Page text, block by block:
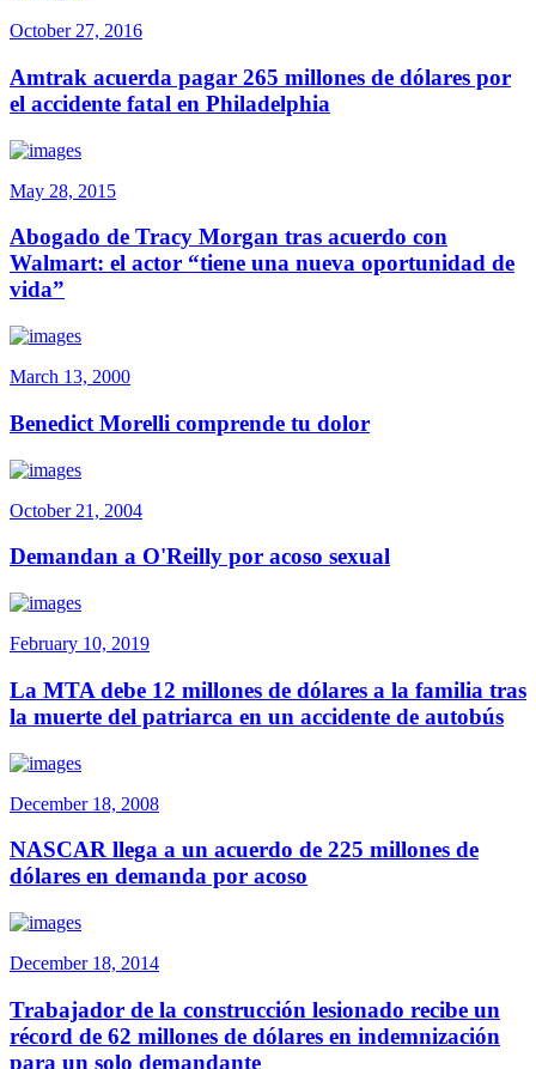
October 27, 2016
Amtrak acuerda pagar 265 millones de dólares por
el accidente fatal en Philadelphia
May 28, 2015
Abogado de Tracy Morgan tras acuerdo con
Walmart: el actor “tiene una nueva oportunidad de
vida”
March 13, 2000
Benedict Morelli comprende tu dolor
October 21, 2004
Demandan a O'Reilly por acoso sexual
February 10, 2019
La MTA debe 12 millones de dólares a la familia tras
la muerte del patriarca en un accidente de autobús
December 18, 2008
NASCAR llega a un acuerdo de 225 millones de
dólares en demanda por acoso
December 18, 2014
Trabajador de la construcción lesionado recibe un
récord de 62 millones de dólares en indemnización
para un solo demandante